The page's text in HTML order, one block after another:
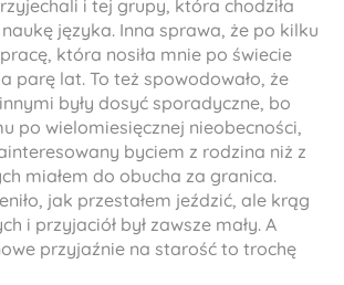
i tej grupy, która chodziła
języka. Inna sprawa, że po kilku
która nosiła mnie po świecie
parę lat. To też spowodowało, że
były dosyć sporadyczne, bo
po wielomiesięcznej nieobecności,
byciem z rodzina niż z
miałem do obucha za granica.
jak przestałem jeździć, ale krąg
i przyjaciół był zawsze mały. A
przyjaźnie na starość to trochę